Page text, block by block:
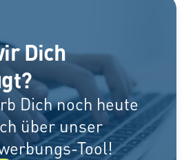
Dich
Dich noch heute
über unser
Tool!